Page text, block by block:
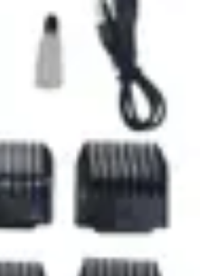
Mode Professionnelle